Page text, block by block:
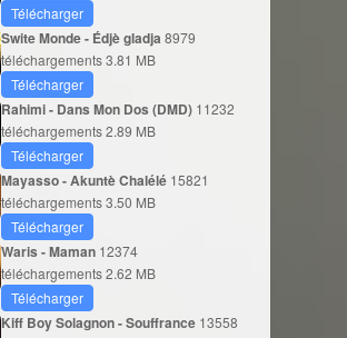
Télécharger
Swite Monde - Édjè gladja 8979
téléchargements3.81 MB
Télécharger
Rahimi - Dans Mon Dos (DMD) 11232
téléchargements2.89 MB
Télécharger
Mayasso - Akuntè Chalélé 15821
téléchargements3.50 MB
Télécharger
Waris - Maman 12374
téléchargements2.62 MB
Télécharger
Kiff Boy Solagnon - Souffrance 13558